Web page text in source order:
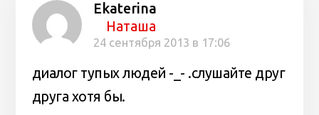
Ekaterina
Наташа
24 сентября 2013 в 17:06
диалог тупых людей -_- .слушайте друг
друга хотя бы.